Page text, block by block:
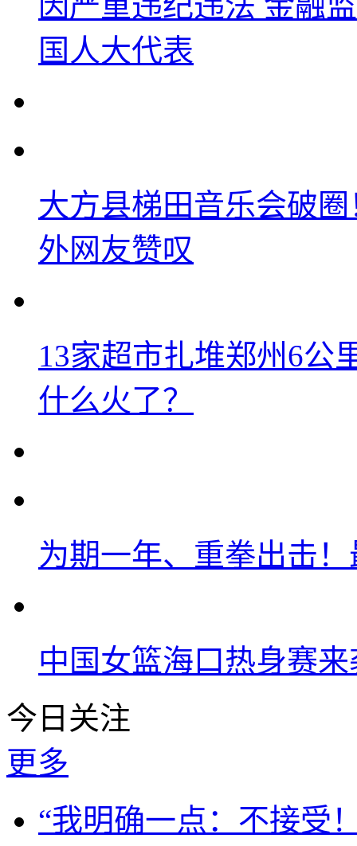
国人大代表
大方县梯田音乐会破
外网友赞叹
13家超市扎堆郑州6公
什么火了？
为期一年、重拳出击
中国女篮海口热身赛
今日关注
更多
“我明确一点：不接受